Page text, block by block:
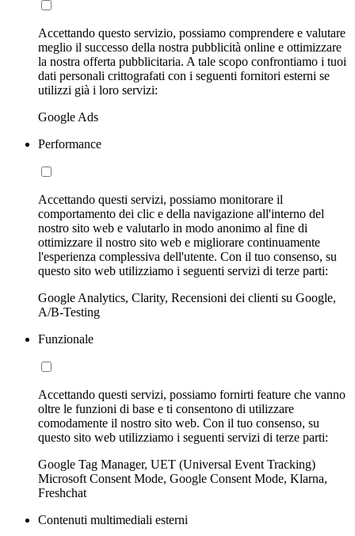
Accettando questo servizio, possiamo comprendere e valutare
meglio il successo della nostra pubblicità online e ottimizzare
la nostra offerta pubblicitaria. A tale scopo confrontiamo i tuoi
dati personali crittografati con i seguenti fornitori esterni se
utilizzi già i loro servizi:
Google Ads
Performance
Accettando questi servizi, possiamo monitorare il
comportamento dei clic e della navigazione all'interno del
nostro sito web e valutarlo in modo anonimo al fine di
ottimizzare il nostro sito web e migliorare continuamente
l'esperienza complessiva dell'utente. Con il tuo consenso, su
questo sito web utilizziamo i seguenti servizi di terze parti:
Google Analytics, Clarity, Recensioni dei clienti su Google,
A/B-Testing
Funzionale
Accettando questi servizi, possiamo fornirti feature che vanno
oltre le funzioni di base e ti consentono di utilizzare
comodamente il nostro sito web. Con il tuo consenso, su
questo sito web utilizziamo i seguenti servizi di terze parti:
Google Tag Manager, UET (Universal Event Tracking)
Microsoft Consent Mode, Google Consent Mode, Klarna,
Freshchat
Contenuti multimediali esterni